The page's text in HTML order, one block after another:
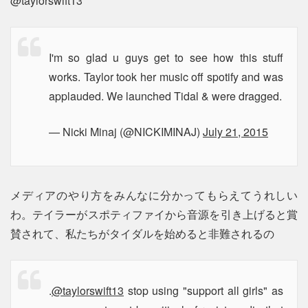
I'm so glad u guys get to see how this stuff
works. Taylor took her music off spotify and was
applauded. We launched Tidal & were dragged.
— Nicki Minaj (@NICKIMINAJ) July 21, 2015
メディアのやり方をみんなに分かってもらえてうれしい
わ。テイラーがスポティファイから音源を引き上げると賞
賛されて、私たちがタイダルを始めると非難されるの
.@taylorswift13 stop using "support all girls" as